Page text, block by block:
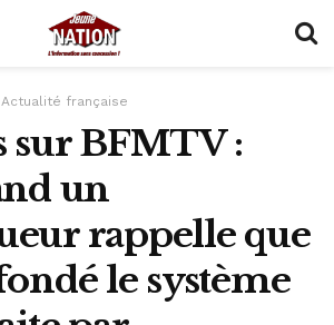
Actualité française
sur BFMTV :
un
rappelle que
le système